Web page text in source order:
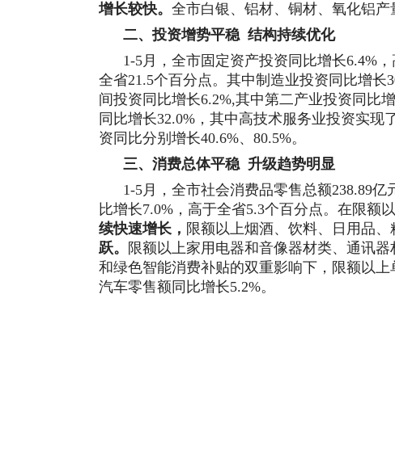
增长较快。 全市白银、铝材、铜材、氧化铝产
二、投资增势平稳 结构持续优化
1-5月，全市固定资产投资同比增长6.4%
全省21.5个百分点。其中制造业投资同比增长
间投资同比增长6.2%,其中第二产业投资同比
同比增长32.0%，其中高技术服务业投资实现
资同比分别增长40.6%、 80.5%。
三、消费总体平稳 升级趋势明显
1-5月，全市社会消费品零售总额238.89亿
比增长7.0%，高于全省5.3个百分点。 在限额
续快速增长， 限额以上烟酒、饮料、日用品
跃。 限额以上家用电器和音像器材类、通讯
和绿色智能消费补贴的双重影响下，限额以上
汽车零售额同比增长5.2%。